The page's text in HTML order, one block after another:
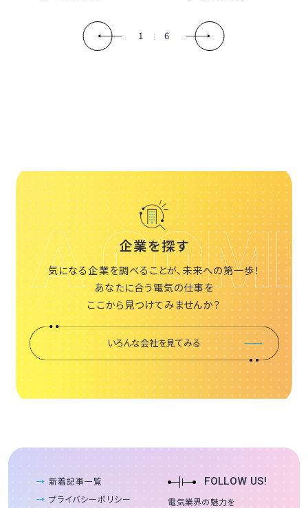
1 6
企業を探す
気になる企業を調べることが、未来への第一歩！
あなたに合う電気の仕事を
ここから見つけてみませんか？
いろんな会社を見てみる
新着記事一覧
プライバシーポリシー
FOLLOW US!
電気業界の魅力を